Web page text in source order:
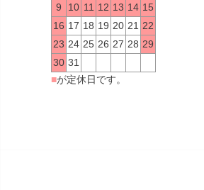
9
10 11 12 13 14 15
16 17 18 19 20 21 22
23 24 25 26 27 28 29
30 31
■が定休日です。